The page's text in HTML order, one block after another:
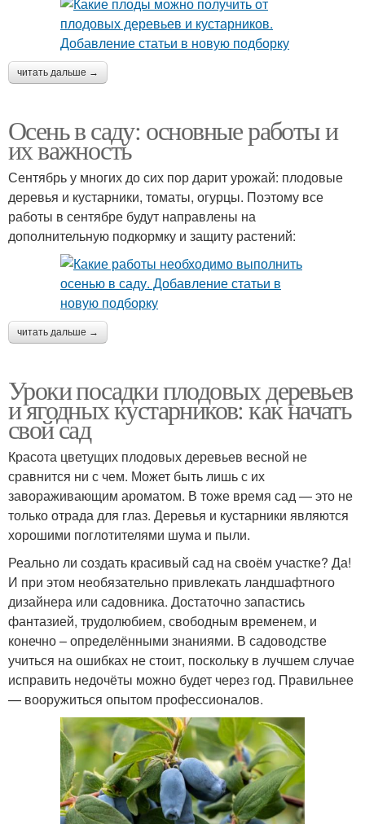
читать дальше →
Осень в саду: основные работы и
их важность
Сентябрь у многих до сих пор дарит урожай: плодовые
деревья и кустарники, томаты, огурцы. Поэтому все
работы в сентябре будут направлены на
дополнительную подкормку и защиту растений:
читать дальше →
Уроки посадки плодовых деревьев
и ягодных кустарников: как начать
свой сад
Красота цветущих плодовых деревьев весной не
сравнится ни с чем. Может быть лишь с их
завораживающим ароматом. В тоже время сад — это не
только отрада для глаз. Деревья и кустарники являются
хорошими поглотителями шума и пыли.
Реально ли создать красивый сад на своём участке? Да!
И при этом необязательно привлекать ландшафтного
дизайнера или садовника. Достаточно запастись
фантазией, трудолюбием, свободным временем, и
конечно – определёнными знаниями. В садоводстве
учиться на ошибках не стоит, поскольку в лучшем случае
исправить недочёты можно будет через год. Правильнее
— вооружиться опытом профессионалов.